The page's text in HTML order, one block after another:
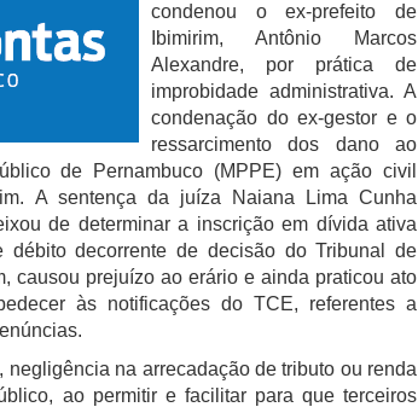
condenou o ex-prefeito de
Ibimirim, Antônio Marcos
Alexandre, por prática de
improbidade administrativa. A
condenação do ex-gestor e o
ressarcimento dos dano ao
de Pernambuco (MPPE) em ação civil
A sentença da juíza Naiana Lima Cunha
de determinar a inscrição em dívida ativa
decorrente de decisão do Tribunal de
causou prejuízo ao erário e ainda praticou ato
às notificações do TCE, referentes a
na arrecadação de tributo ou renda
ao permitir e facilitar para que terceiros